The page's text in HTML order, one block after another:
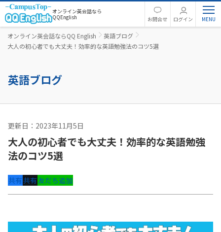
オンライン英会話なら
QQEnglish
お問合せ ログイン
オンライン英会話ならQQ English
英語ブログ
大人の初心者でも大丈夫！効率的な英語勉強法のコツ5選
英語ブログ
更新日：2023年11月5日
大人の初心者でも大丈夫！効率的な英語勉強
法のコツ5選
共有共有友だち追加